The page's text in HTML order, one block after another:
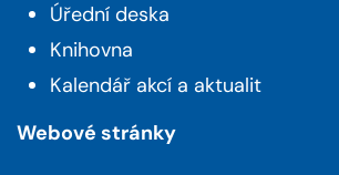
Úřední deska
Knihovna
Kalendář akcí a aktualit
Webové stránky